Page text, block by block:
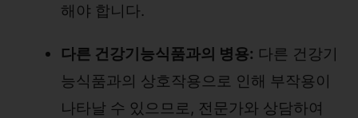
해야 합니다.
다른 건강기능식품과의 병용: 다른 건강기
능식품과의 상호작용으로 인해 부작용이
나타날 수 있으므로, 전문가와 상담하여